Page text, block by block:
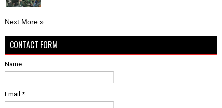
Next More »
CONTACT FORM
Name
Email *